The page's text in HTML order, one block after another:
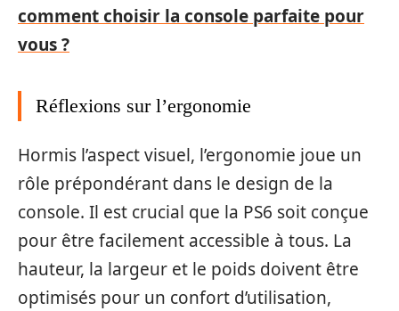
comment choisir la console parfaite pour
vous ?
Réflexions sur l’ergonomie
Hormis l’aspect visuel, l’ergonomie joue un
rôle prépondérant dans le design de la
console. Il est crucial que la PS6 soit conçue
pour être facilement accessible à tous. La
hauteur, la largeur et le poids doivent être
optimisés pour un confort d’utilisation,